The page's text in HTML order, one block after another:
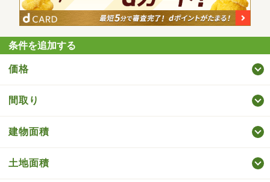
条件を追加する
価格
間取り
建物面積
土地面積